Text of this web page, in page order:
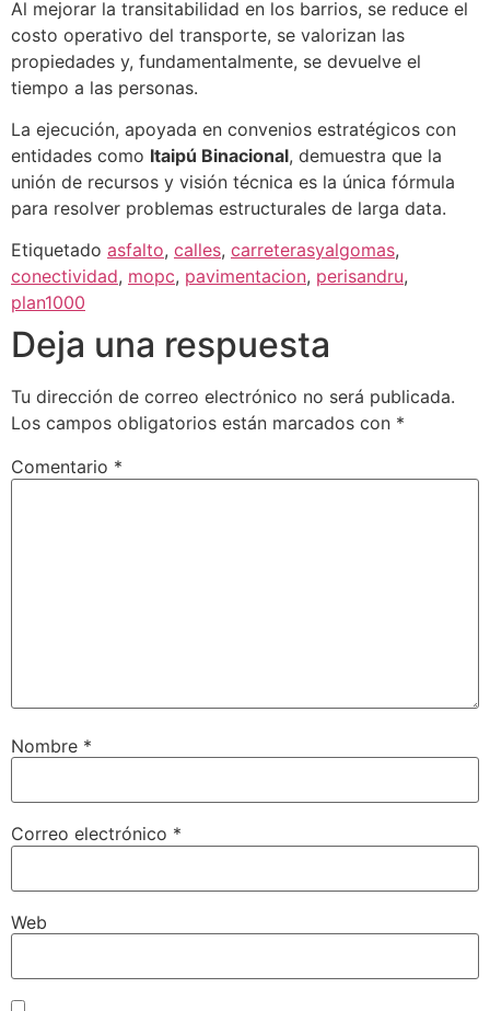
Al mejorar la transitabilidad en los barrios, se reduce el
costo operativo del transporte, se valorizan las
propiedades y, fundamentalmente, se devuelve el
tiempo a las personas.
La ejecución, apoyada en convenios estratégicos con
entidades como Itaipú Binacional, demuestra que la
unión de recursos y visión técnica es la única fórmula
para resolver problemas estructurales de larga data.
Etiquetado asfalto, calles, carreterasyalgomas,
conectividad, mopc, pavimentacion, perisandru,
plan1000
Deja una respuesta
Tu dirección de correo electrónico no será publicada.
Los campos obligatorios están marcados con *
Comentario *
Nombre *
Correo electrónico *
Web